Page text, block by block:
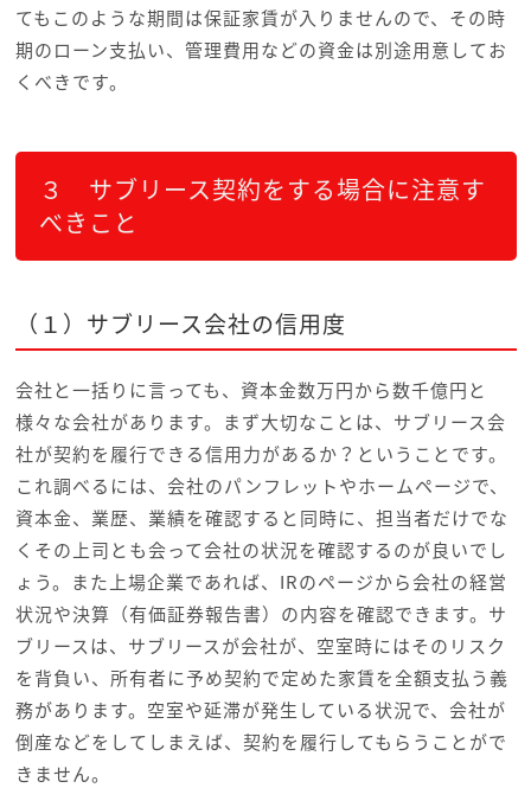
てもこのような期間は保証家賃が入りませんので、その時
期のローン支払い、管理費用などの資金は別途用意してお
くべきです。
３ サブリース契約をする場合に注意す
べきこと
（１）サブリース会社の信用度
会社と一括りに言っても、資本金数万円から数千億円と
様々な会社があります。まず大切なことは、サブリース会
社が契約を履行できる信用力があるか？ということです。
これ調べるには、会社のパンフレットやホームページで、
資本金、業歴、業績を確認すると同時に、担当者だけでな
くその上司とも会って会社の状況を確認するのが良いでし
ょう。また上場企業であれば、IRのページから会社の経営
状況や決算（有価証券報告書）の内容を確認できます。サ
ブリースは、サブリースが会社が、空室時にはそのリスク
を背負い、所有者に予め契約で定めた家賃を全額支払う義
務があります。空室や延滞が発生している状況で、会社が
倒産などをしてしまえば、契約を履行してもらうことがで
きません。